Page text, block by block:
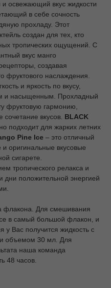
и освежающий вкус жидкости
в себе сочность
прохладу. Этот
создан для тех, кто
тропических ощущений. С
вкус манго
создавая
фруктового наслаждения.
и яркость по вкусу,
и насыщенным. Прохладный
фруктовую гармонию,
вкусов. BLACK
подходит для жарких летних
Pine Ice – это отличный
оригинальные вкусовые
сигарете.
тропического релакса и
дни положительной энергией
флакона. Для смешивания
в самый большой флакон, и
у Вас получится жидкость с
объемом 30 мл. Для
наша команда
48 часов.